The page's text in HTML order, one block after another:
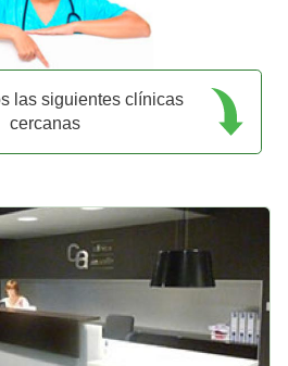
las siguientes clínicas
cercanas